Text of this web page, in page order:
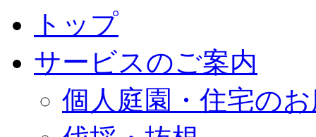
トップ
サービスのご案内
個人庭園・住宅の